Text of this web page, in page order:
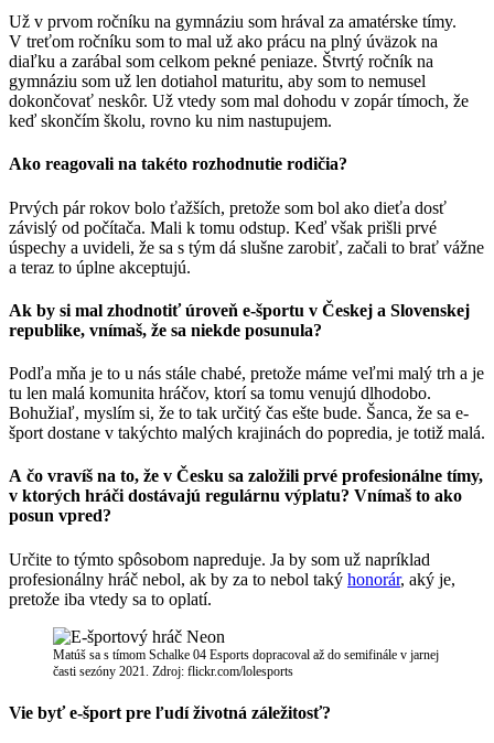
Už v prvom ročníku na gymnáziu som hrával za amatérske tímy.
V treťom ročníku som to mal už ako prácu na plný úväzok na
diaľku a zarábal som celkom pekné peniaze. Štvrtý ročník na
gymnáziu som už len dotiahol maturitu, aby som to nemusel
dokončovať neskôr. Už vtedy som mal dohodu v zopár tímoch, že
keď skončím školu, rovno ku nim nastupujem.
Ako reagovali na takéto rozhodnutie rodičia?
Prvých pár rokov bolo ťažších, pretože som bol ako dieťa dosť
závislý od počítača. Mali k tomu odstup. Keď však prišli prvé
úspechy a uvideli, že sa s tým dá slušne zarobiť, začali to brať vážne
a teraz to úplne akceptujú.
Ak by si mal zhodnotiť úroveň e-športu v Českej a Slovenskej
republike, vnímaš, že sa niekde posunula?
Podľa mňa je to u nás stále chabé, pretože máme veľmi malý trh a je
tu len malá komunita hráčov, ktorí sa tomu venujú dlhodobo.
Bohužiaľ, myslím si, že to tak určitý čas ešte bude. Šanca, že sa e-
šport dostane v takýchto malých krajinách do popredia, je totiž malá.
A čo vravíš na to, že v Česku sa založili prvé profesionálne tímy,
v ktorých hráči dostávajú regulárnu výplatu? Vnímaš to ako
posun vpred?
Určite to týmto spôsobom napreduje. Ja by som už napríklad
profesionálny hráč nebol, ak by za to nebol taký honorár, aký je,
pretože iba vtedy sa to oplatí.
Matúš sa s tímom Schalke 04 Esports dopracoval až do semifinále v jarnej
časti sezóny 2021. Zdroj: flickr.com/lolesports
Vie byť e-šport pre ľudí životná záležitosť?